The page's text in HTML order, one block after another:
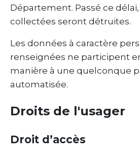
Département. Passé ce
collectées seront détruites.
Les données à caractère
renseignées ne participent
manière à une quelconque
automatisée.
Droits de l'usager
Droit d’accès